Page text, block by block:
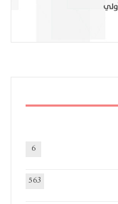
6
563